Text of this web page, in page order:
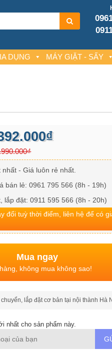
DỤNG MÁY GIẶT - SẤY
- Giá luôn rẻ nhất.
bán lẻ: 0961 795 566 (8h - 19h)
lắp đặt: 0911 595 566 (8h - 20h)
đổi tuỳ thời điểm, liên hệ để có
Mua ngay
không mua không sao!
lắp đặt cơ bản tại nội thành Hà
nhất cho sản phẩm này.